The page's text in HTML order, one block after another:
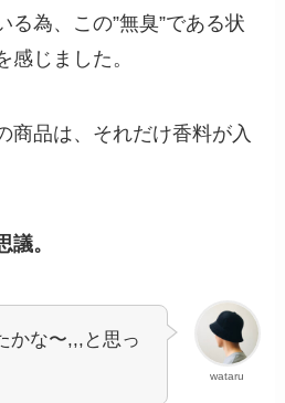
る為、この”無臭”である状
感じました。
商品は、それだけ香料が入
議。
wataru
かな〜,,,と思っ